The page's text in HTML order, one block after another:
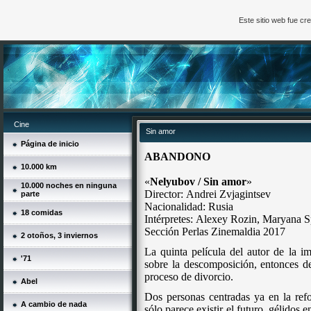
Cine
Página de inicio
10.000 km
10.000 noches en ninguna
parte
18 comidas
2 otoños, 3 inviernos
'71
Abel
A cambio de nada
Sin amor
ABANDONO
«Nelyubov / Sin amor»
Director: Andrei Zvjagintsev
Nacionalidad: Rusia
Intérpretes: Alexey Rozin, Maryana
Sección Perlas Zinemaldia 2017
La quinta película del autor de la
sobre la descomposición, entonces
proceso de divorcio.
Dos personas centradas ya en la
Este sitio web fue